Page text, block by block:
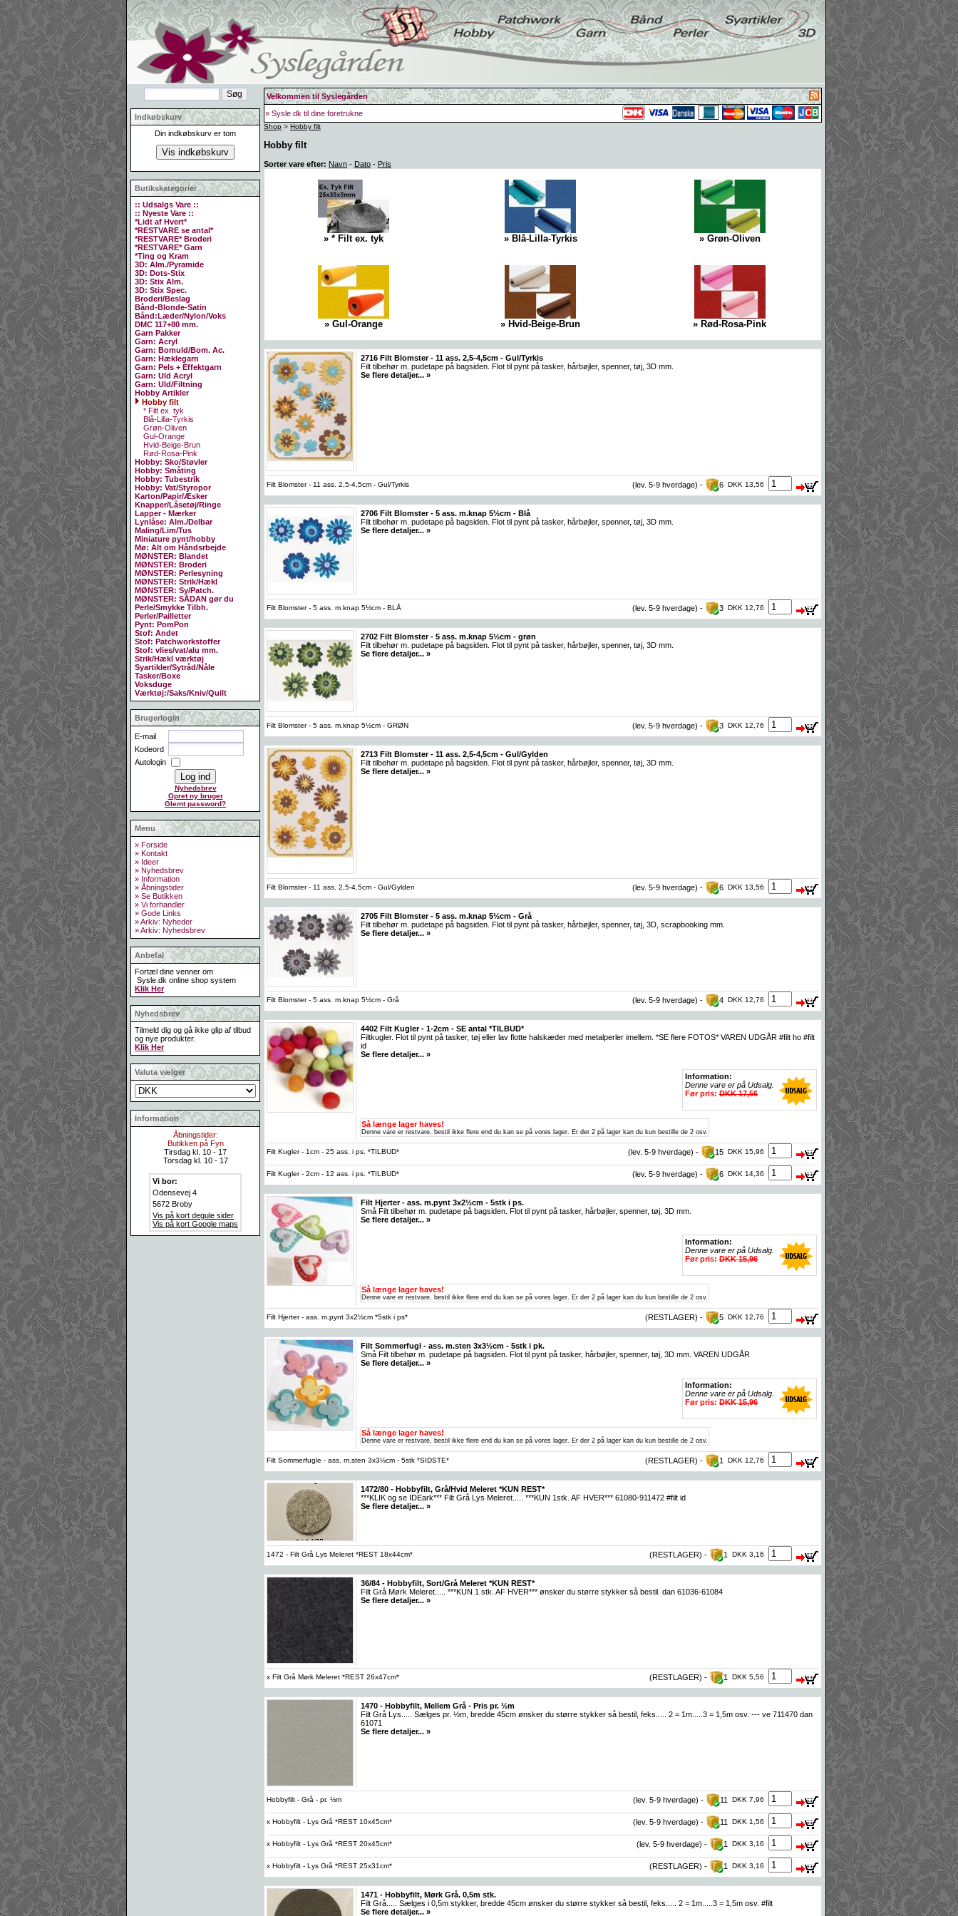
Indkøbskurv
Din indkøbskurv er tom
Butikskategorier
:: Udsalgs Vare ::
:: Nyeste Vare ::
*Lidt af Hvert*
*RESTVARE se antal*
*RESTVARE* Broderi
*RESTVARE* Garn
*Ting og Kram
3D: Alm./Pyramide
3D: Dots-Stix
3D: Stix Alm.
3D: Stix Spec.
Broderi/Beslag
Bånd-Blonde-Satin
Bånd:Læder/Nylon/Voks
DMC 117+80 mm.
Garn Pakker
Garn: Acryl
Garn: Bomuld/Bom. Ac.
Garn: Hæklegarn
Garn: Pels + Effektgarn
Garn: Uld Acryl
Garn: Uld/Filtning
Hobby Artikler
Hobby filt
* Filt ex. tyk
Blå-Lilla-Tyrkis
Grøn-Oliven
Gul-Orange
Hvid-Beige-Brun
Rød-Rosa-Pink
Hobby: Sko/Støvler
Hobby: Småting
Hobby: Tubestrik
Hobby: Vat/Styropor
Karton/Papir/Æsker
Knapper/Låsetøj/Ringe
Lapper - Mærker
Lynlåse: Alm./Delbar
Maling/Lim/Tus
Miniature pynt/hobby
Mø: Alt om Håndsrbejde
MØNSTER: Blandet
MØNSTER: Broderi
MØNSTER: Perlesyning
MØNSTER: Strik/Hækl
MØNSTER: Sy/Patch.
MØNSTER: SÅDAN gør du
Perle/Smykke Tilbh.
Perler/Pailletter
Pynt: PomPon
Stof: Andet
Stof: Patchworkstoffer
Stof: vlies/vat/alu mm.
Strik/Hækl værktøj
Syartikler/Sytråd/Nåle
Tasker/Boxe
Voksduge
Værktøj:/Saks/Kniv/Quilt
Brugerlogin
E-mail
Kodeord
Autologin
Nyhedsbrev
Opret ny bruger
Glemt password?
Menu
» Forside
» Kontakt
» Ideer
» Nyhedsbrev
» Information
» Åbningstider
» Se Butikken
» Vi forhandler
» Gode Links
» Arkiv: Nyheder
» Arkiv: Nyhedsbrev
Anbefal
Fortæl dine venner om
Sysle.dk online shop system
Klik Her
Nyhedsbrev
Tilmeld dig og gå ikke glip af tilbud
og nye produkter.
Klik Her
Valuta vælger
Information
Åbningstider:
Butikken på Fyn
Tirsdag kl. 10 - 17
Torsdag kl. 10 - 17
Vi bor:
Odensevej 4
5672 Broby
Vis på kort degule sider
Vis på kort Google maps
Velkommen til Syslegården
» Sysle.dk til dine foretrukne
Shop > Hobby filt
Hobby filt
Sorter vare efter: Navn - Dato - Pris
» * Filt ex. tyk » Blå-Lilla-Tyrkis » Grøn-Oliven
» Gul-Orange » Hvid-Beige-Brun » Rød-Rosa-Pink
2716 Filt Blomster - 11 ass. 2,5-4,5cm - Gul/Tyrkis
Filt tilbehør m. pudetape på bagsiden. Flot til pynt på tasker, hårbøjler, spenner, tøj, 3D mm.
Se flere detaljer... »
Filt Blomster - 11 ass. 2,5-4,5cm - Gul/Tyrkis (lev. 5-9 hverdage) - 6 DKK 13,56
2706 Filt Blomster - 5 ass. m.knap 5½cm - Blå
Filt tilbehør m. pudetape på bagsiden. Flot til pynt på tasker, hårbøjler, spenner, tøj, 3D mm.
Se flere detaljer... »
Filt Blomster - 5 ass. m.knap 5½cm - BLÅ (lev. 5-9 hverdage) - 3 DKK 12,76
2702 Filt Blomster - 5 ass. m.knap 5½cm - grøn
Filt tilbehør m. pudetape på bagsiden. Flot til pynt på tasker, hårbøjler, spenner, tøj, 3D mm.
Se flere detaljer... »
Filt Blomster - 5 ass. m.knap 5½cm - GRØN (lev. 5-9 hverdage) - 3 DKK 12,76
2713 Filt Blomster - 11 ass. 2,5-4,5cm - Gul/Gylden
Filt tilbehør m. pudetape på bagsiden. Flot til pynt på tasker, hårbøjler, spenner, tøj, 3D mm.
Se flere detaljer... »
Filt Blomster - 11 ass. 2,5-4,5cm - Gul/Gylden (lev. 5-9 hverdage) - 6 DKK 13,56
2705 Filt Blomster - 5 ass. m.knap 5½cm - Grå
Filt tilbehør m. pudetape på bagsiden. Flot til pynt på tasker, hårbøjler, spenner, tøj, 3D, scrapbooking mm.
Se flere detaljer... »
Filt Blomster - 5 ass. m.knap 5½cm - Grå (lev. 5-9 hverdage) - 4 DKK 12,76
4402 Filt Kugler - 1-2cm - SE antal *TILBUD*
Filtkugler. Flot til pynt på tasker, tøj eller lav flotte halskæder med metalperler imellem. *SE flere FOTOS* VAREN UDGÅR #filt ho #filt
id
Se flere detaljer... »
Information:
Denne vare er på Udsalg.
Før pris: DKK 17,56
Så længe lager haves!
Denne vare er restvare, bestil ikke flere end du kan se på vores lager. Er der 2 på lager kan du kun bestille de 2 osv.
Filt Kugler - 1cm - 25 ass. i ps. *TILBUD* (lev. 5-9 hverdage) - 15 DKK 15,96
Filt Kugler - 2cm - 12 ass. i ps. *TILBUD* (lev. 5-9 hverdage) - 6 DKK 14,36
Filt Hjerter - ass. m.pynt 3x2½cm - 5stk i ps.
Små Filt tilbehør m. pudetape på bagsiden. Flot til pynt på tasker, hårbøjler, spenner, tøj, 3D mm.
Se flere detaljer... »
Information:
Denne vare er på Udsalg.
Før pris: DKK 15,96
Så længe lager haves!
Denne vare er restvare, bestil ikke flere end du kan se på vores lager. Er der 2 på lager kan du kun bestille de 2 osv.
Filt Hjerter - ass. m.pynt 3x2½cm *5stk i ps* (RESTLAGER) - 5 DKK 12,76
Filt Sommerfugl - ass. m.sten 3x3½cm - 5stk i pk.
Små Filt tilbehør m. pudetape på bagsiden. Flot til pynt på tasker, hårbøjler, spenner, tøj, 3D mm. VAREN UDGÅR
Se flere detaljer... »
Information:
Denne vare er på Udsalg.
Før pris: DKK 15,96
Så længe lager haves!
Denne vare er restvare, bestil ikke flere end du kan se på vores lager. Er der 2 på lager kan du kun bestille de 2 osv.
Filt Sommerfugle - ass. m.sten 3x3½cm - 5stk *SIDSTE* (RESTLAGER) - 1 DKK 12,76
1472/80 - Hobbyfilt, Grå/Hvid Meleret *KUN REST*
***KLIK og se IDEark*** Filt Grå Lys Meleret..... ***KUN 1stk. AF HVER*** 61080-911472 #filt id
Se flere detaljer... »
1472 - Filt Grå Lys Meleret *REST 18x44cm* (RESTLAGER) - 1 DKK 3,16
36/84 - Hobbyfilt, Sort/Grå Meleret *KUN REST*
Filt Grå Mørk Meleret..... ***KUN 1 stk. AF HVER*** ønsker du større stykker så bestil. dan 61036-61084
Se flere detaljer... »
x Filt Grå Mørk Meleret *REST 26x47cm* (RESTLAGER) - 1 DKK 5,56
1470 - Hobbyfilt, Mellem Grå - Pris pr. ½m
Filt Grå Lys..... Sælges pr. ½m, bredde 45cm ønsker du større stykker så bestil, feks..... 2 = 1m.....3 = 1,5m osv. --- ve 711470 dan
61071
Se flere detaljer... »
Hobbyfilt - Grå - pr. ½m (lev. 5-9 hverdage) - 11 DKK 7,96
x Hobbyfilt - Lys Grå *REST 10x45cm* (lev. 5-9 hverdage) - 11 DKK 1,56
x Hobbyfilt - Lys Grå *REST 20x45cm* (lev. 5-9 hverdage) - 1 DKK 3,16
x Hobbyfilt - Lys Grå *REST 25x31cm* (RESTLAGER) - 1 DKK 3,16
1471 - Hobbyfilt, Mørk Grå. 0,5m stk.
Filt Grå..... Sælges i 0,5m stykker, bredde 45cm ønsker du større stykker så bestil, feks..... 2 = 1m.....3 = 1,5m osv. #filt
Se flere detaljer... »